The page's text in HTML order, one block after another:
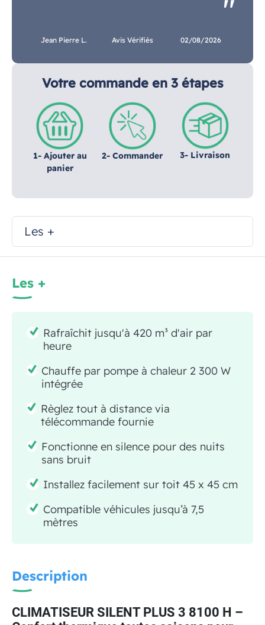
Votre commande en 3 étapes
1- Ajouter au
panier
2- Commander 3- Livraison
Jean Pierre L. Avis Vérifiés 02/08/2026
Les +
Les +
Rafraîchit jusqu'à 420 m³ d'air par
heure
Chauffe par pompe à chaleur 2 300 W
intégrée
Règlez tout à distance via
télécommande fournie
Fonctionne en silence pour des nuits
sans bruit
Installez facilement sur toit 45 x 45 cm
Compatible véhicules jusqu’à 7,5
mètres
Description
CLIMATISEUR SILENT PLUS 3 8100 H –